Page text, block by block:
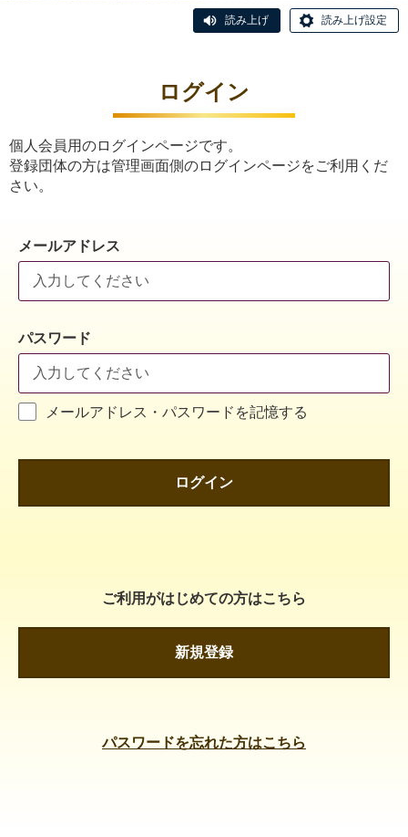
読み上げ 読み上げ設定
ログイン
個人会員用のログインページです。
登録団体の方は管理画面側のログインページをご利用くだ
さい。
メールアドレス
パスワード
メールアドレス・パスワードを記憶する
ログイン
ご利用がはじめての方はこちら
新規登録
パスワードを忘れた方はこちら